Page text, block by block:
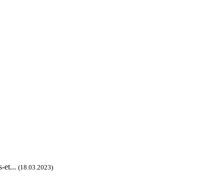
et... (18.03.2023)